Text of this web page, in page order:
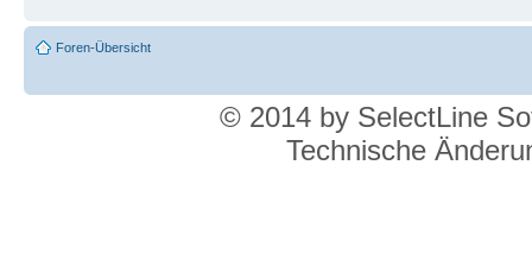
Foren-Übersicht
© 2014 by SelectLine
Technische